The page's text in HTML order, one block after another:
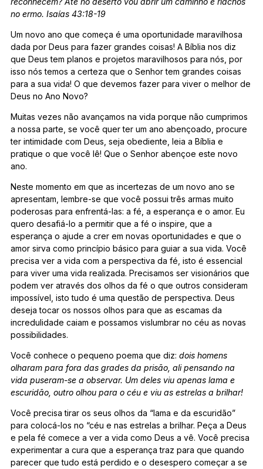
no ermo. Isaías 43:18-19
Um novo ano que começa é uma oportunidade maravilhosa
dada por Deus para fazer grandes coisas! A Bíblia nos diz
que Deus tem planos e projetos maravilhosos para nós, por
isso nós temos a certeza que o Senhor tem grandes coisas
para a sua vida! O que devemos fazer para viver o melhor de
Deus no Ano Novo?
Muitas vezes não avançamos na vida porque não cumprimos
a nossa parte, se você quer ter um ano abençoado, procure
ter intimidade com Deus, seja obediente, leia a Bíblia e
pratique o que você lê! Que o Senhor abençoe este novo
ano.
Neste momento em que as incertezas de um novo ano se
apresentam, lembre-se que você possui três armas muito
poderosas para enfrentá-las: a fé, a esperança e o amor. Eu
quero desafiá-lo a permitir que a fé o inspire, que a
esperança o ajude a crer em novas oportunidades e que o
amor sirva como princípio básico para guiar a sua vida. Você
precisa ver a vida com a perspectiva da fé, isto é essencial
para viver uma vida realizada. Precisamos ser visionários que
podem ver através dos olhos da fé o que outros consideram
impossível, isto tudo é uma questão de perspectiva. Deus
deseja tocar os nossos olhos para que as escamas da
incredulidade caiam e possamos vislumbrar no céu as novas
possibilidades.
Você conhece o pequeno poema que diz: dois homens
olharam para fora das grades da prisão, ali pensando na
vida puseram-se a observar. Um deles viu apenas lama e
escuridão, outro olhou para o céu e viu as estrelas a brilhar!
Você precisa tirar os seus olhos da “lama e da escuridão”
para colocá-los no “céu e nas estrelas a brilhar. Peça a Deus
e pela fé comece a ver a vida como Deus a vê. Você precisa
experimentar a cura que a esperança traz para que quando
parecer que tudo está perdido e o desespero começar a se